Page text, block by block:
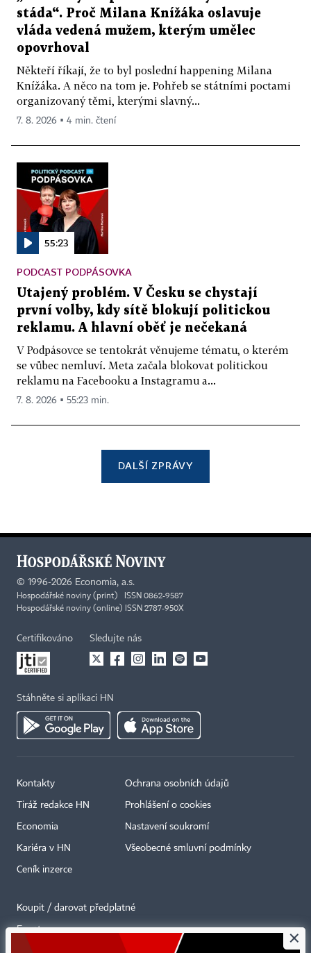
stáda“. Proč Milana Knížáka oslavuje
vláda vedená mužem, kterým umělec
opovrhoval
Někteří říkají, že to byl poslední happening Milana
Knížáka. A něco na tom je. Pohřeb se státními poctami
organizovaný těmi, kterými slavný...
7. 8. 2026 ▪ 4 min. čtení
55:23
PODCAST PODPÁSOVKA
Utajený problém. V Česku se chystají
první volby, kdy sítě blokují politickou
reklamu. A hlavní oběť je nečekaná
V Podpásovce se tentokrát věnujeme tématu, o kterém
se vůbec nemluví. Meta začala blokovat politickou
reklamu na Facebooku a Instagramu a...
7. 8. 2026 ▪ 55:23 min.
DALŠÍ ZPRÁVY
© 1996-2026 Economia, a.s.
Hospodářské noviny (print) ISSN 0862-9587
Hospodářské noviny (online) ISSN 2787-950X
Certifikováno Sledujte nás
Stáhněte si aplikaci HN
Kontakty
Tiráž redakce HN
Economia
Kariéra v HN
Ceník inzerce
Ochrana osobních údajů
Prohlášení o cookies
Nastavení soukromí
Všeobecné smluvní podmínky
Koupit / darovat předplatné
Eventy
Newslettery
×